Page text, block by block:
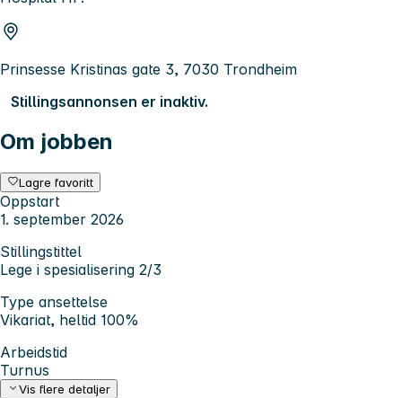
Prinsesse Kristinas gate 3, 7030 Trondheim
Stillingsannonsen er inaktiv.
Om jobben
Lagre favoritt
Oppstart
1. september 2026
Stillingstittel
Lege i spesialisering 2/3
Type ansettelse
Vikariat, heltid 100%
Arbeidstid
Turnus
Vis flere detaljer